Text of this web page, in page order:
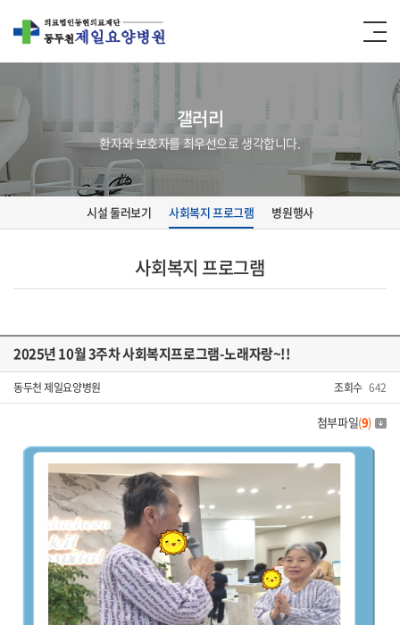
갤러리
환자와 보호자를 최우선으로 생각합니다.
시설 둘러보기 사회복지 프로그램 병원행사
사회복지 프로그램
2025년 10월 3주차 사회복지프로그램-노래자랑~!!
동두천 제일요양병원 조회수 642
첨부파일(9)